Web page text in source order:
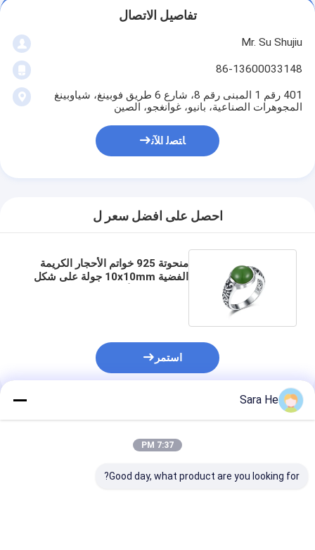
تفاصيل الاتصال
Mr. Su Shujiu
86-13600033148
401 رقم 1 المبنى رقم 8، شارع 6 طريق فوبينغ، شياوبينغ
المجوهرات الصناعية، بانيو، غوانغجو، الصين
ﺎﺘﺼﻟ ﺍﻶﻧ
احصل على افضل سعر ل
منحوتة 925 خواتم الأحجار الكريمة
الفضية 10x10mm جولة على شكل
استمر
المنتجات الموصى بها
Sara He
7:37 PM
Good day, what product are you looking for?